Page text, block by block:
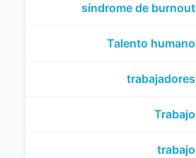
síndrome de burnout
Talento humano
trabajadores
Trabajo
trabajo